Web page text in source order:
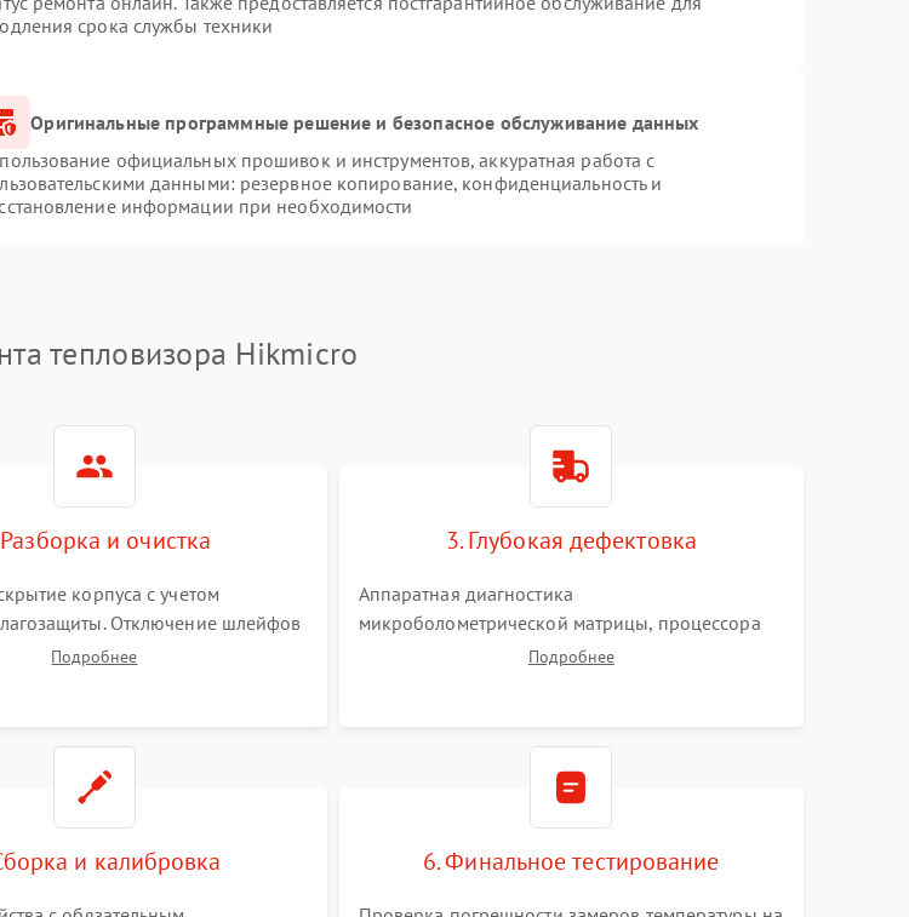
срока службы техники
Оригинальные программные решение и безопасное обслуживание данных
официальных прошивок и инструментов, аккуратная работа с
данными: резервное копирование, конфиденциальность и
информации при необходимости
тепловизора Hikmicro
и очистка
корпуса с учетом
Отключение шлейфов
Очистка внутренних плат от
Подробнее
3. Глубокая дефектовка
Аппаратная диагностика
микроболометрической матрицы, процессора
обработки изображений и цепей питания.
Подробнее
и калибровка 6. Финальное тестирование